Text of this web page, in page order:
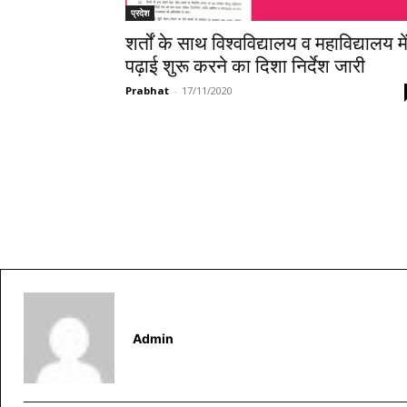
प्रदेश
शर्तों के साथ विश्वविद्यालय व महाविद्यालय में
पढ़ाई शुरू करने का दिशा निर्देश जारी
Prabhat - 17/11/2020
Admin